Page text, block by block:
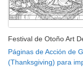
Festival de Otoño Art
Páginas de Acción de
(Thanksgiving) para